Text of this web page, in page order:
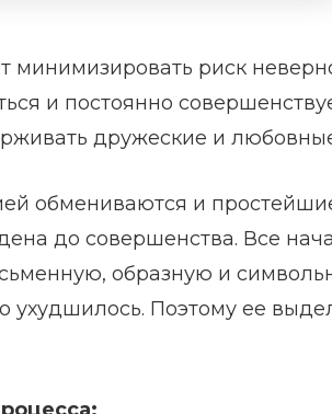
минимизировать риск
и постоянно
дружеские и
обмениваются и
до совершенства. Все
образную и
Поэтому ее